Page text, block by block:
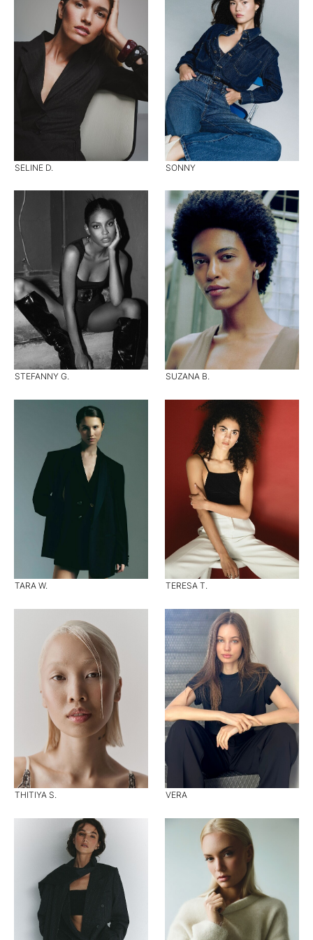
SELINE D. SONNY
STEFANNY G. SUZANA B.
TARA W. TERESA T.
THITIYA S. VERA